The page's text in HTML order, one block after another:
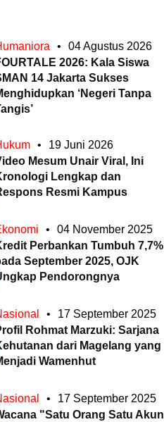
•
04 Agustus 2026
2026: Kala Siswa
14 Jakarta Sukses
‘Negeri Tanpa
•
19 Juni 2026
Mesum Unair Viral, Ini
Lengkap dan
Resmi Kampus
•
04 November 2025
Perbankan Tumbuh 7,7%
September 2025, OJK
Pendorongnya
•
17 September 2025
Rohmat Marzuki: Sarjana
dari Magelang yang
Wamenhut
•
17 September 2025
"Satu Orang Satu Akun